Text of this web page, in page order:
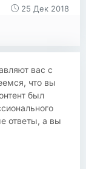
25 Дек 2018
вас с
что вы
был
ответы, а вы